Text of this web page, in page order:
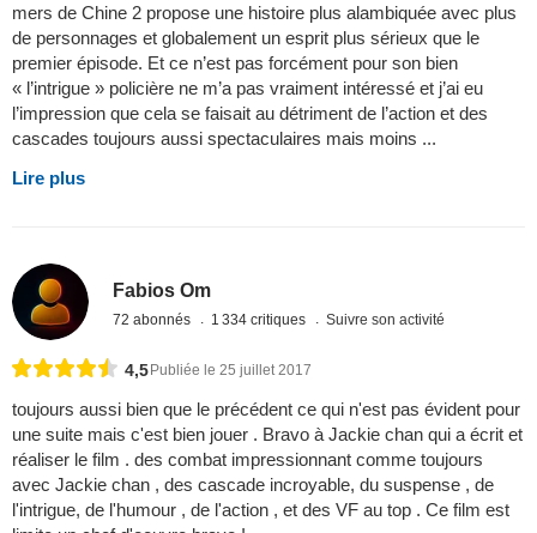
mers de Chine 2 propose une histoire plus alambiquée avec plus
de personnages et globalement un esprit plus sérieux que le
premier épisode. Et ce n’est pas forcément pour son bien
« l’intrigue » policière ne m’a pas vraiment intéressé et j’ai eu
l’impression que cela se faisait au détriment de l’action et des
cascades toujours aussi spectaculaires mais moins ...
Lire plus
Fabios Om
72 abonnés 1 334 critiques Suivre son activité
4,5 Publiée le 25 juillet 2017
toujours aussi bien que le précédent ce qui n'est pas évident pour
une suite mais c'est bien jouer . Bravo à Jackie chan qui a écrit et
réaliser le film . des combat impressionnant comme toujours
avec Jackie chan , des cascade incroyable, du suspense , de
l'intrigue, de l'humour , de l'action , et des VF au top . Ce film est